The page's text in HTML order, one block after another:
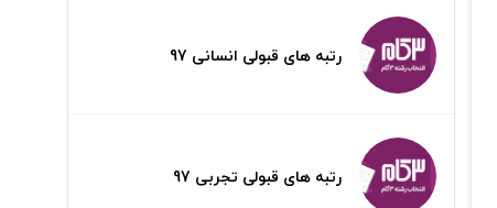
رتبه های قبولی انسانی 97
رتبه های قبولی تجربی 97